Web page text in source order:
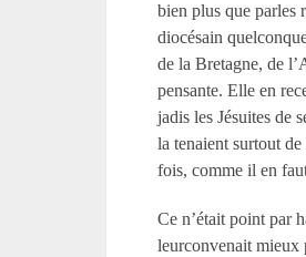
bien plus que parles
diocésain
de la Bretagne, de
pensante. Elle en
jadis les Jésuites de
la tenaient surtout
fois, comme il en
Ce n’était point par
leurconvenait mieux